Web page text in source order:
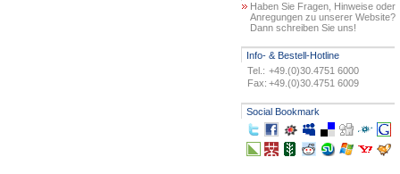
Haben Sie Fragen, Hinweise oder
Anregungen zu unserer Website?
Dann schreiben Sie uns!
Info- & Bestell-Hotline
Tel.: +49.(0)30.4751 6000
Fax: +49.(0)30.4751 6009
Social Bookmark